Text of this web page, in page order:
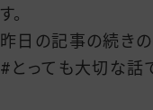
す。
昨日の記事の続きの
#とっても大切な話